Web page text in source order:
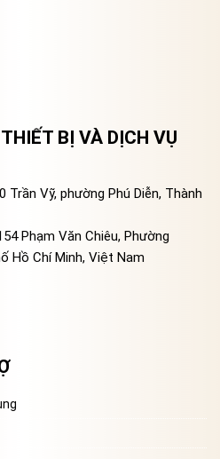
BỊ VÀ DỊCH VỤ
Trần Vỹ, phường Phú Diễn, Thành
Phạm Văn Chiêu, Phường
Hồ Chí Minh, Việt Nam